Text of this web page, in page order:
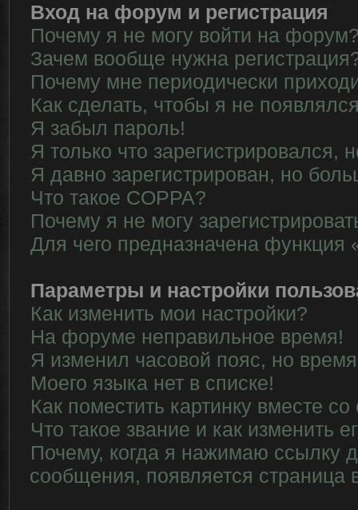
Вход на форум и регистрация
Почему я не могу войти на
Зачем вообще нужна
Почему мне периодически
Как сделать, чтобы я не
Я забыл пароль!
Я только что зарегистрировался,
Я давно зарегистрирован, но
Что такое COPPA?
Почему я не могу
Для чего предназначена функция
Параметры и настройки
Как изменить мои настройки?
На форуме неправильное время!
Я изменил часовой пояс, но
Моего языка нет в списке!
Как поместить картинку вместе
Что такое звание и как изменить
Почему, когда я нажимаю ссылку
сообщения, появляется страница